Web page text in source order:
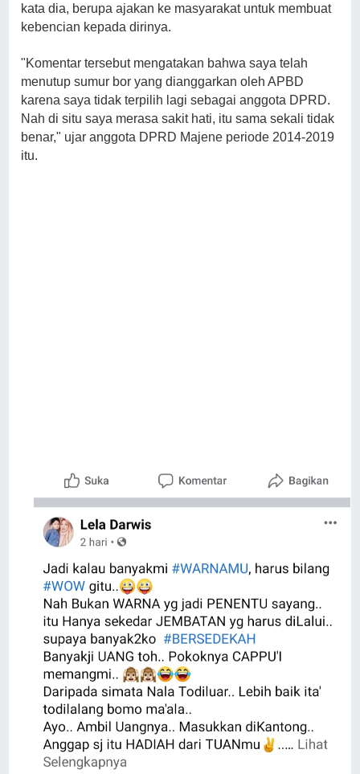
kata dia, berupa ajakan ke masyarakat untuk membuat
kebencian kepada dirinya.
"Komentar tersebut mengatakan bahwa saya telah
menutup sumur bor yang dianggarkan oleh APBD
karena saya tidak terpilih lagi sebagai anggota DPRD.
Nah di situ saya merasa sakit hati, itu sama sekali tidak
benar," ujar anggota DPRD Majene periode 2014-2019
itu.